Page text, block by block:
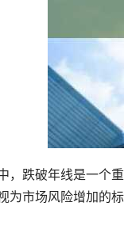
，跌破年线是一个
为市场风险增加的